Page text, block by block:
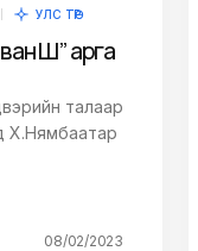
УЛС ТӨР
Ш” арга
талаар
Х.Нямбаатар
08/02/2023